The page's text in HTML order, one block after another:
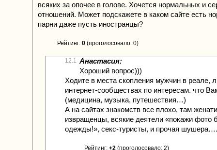
всяких за опочее в голове. Хочется нормальных и
отношений. Может подскажете в каком сайте есть
парни даже пусть иностранцы?
Рейтинг: 0 (проголосовало: 0)
12.1 Анастасия:
Хороший вопрос)))
Ходите в места скопления мужчин в реале,
интернет-сообществах по интересам. что
(медицина, музыка, путешествия…)
А на сайтах знакомств все плохо, там
извращенцы, всякие деятели «покажи фото
одежды!», секс-туристы, и прочая шушера….
Рейтинг: +2 (проголосовало: 2)